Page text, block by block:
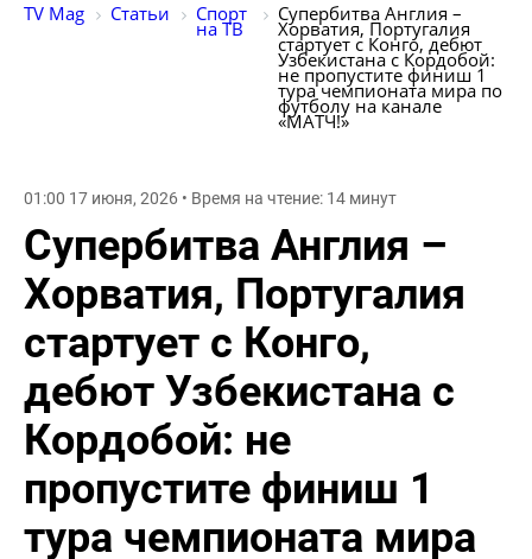
TV Mag Статьи Спорт
на ТВ
Супербитва Англия –
Хорватия, Португалия
стартует с Конго, дебют
Узбекистана с Кордобой:
не пропустите финиш 1
тура чемпионата мира по
футболу на канале
«МАТЧ!»
01:00 17 июня, 2026 • Время на чтение: 14 минут
Супербитва Англия –
Хорватия, Португалия
стартует с Конго,
дебют Узбекистана с
Кордобой: не
пропустите финиш 1
тура чемпионата мира